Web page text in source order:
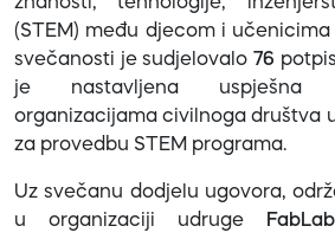
znanosti, tehnologije,
(STEM) među djecom i
svečanosti je sudjelovalo 76
je nastavljena uspješna
organizacijama civilnoga društva
za provedbu STEM programa.
Uz svečanu dodjelu ugovora,
u organizaciji udruge FabLab